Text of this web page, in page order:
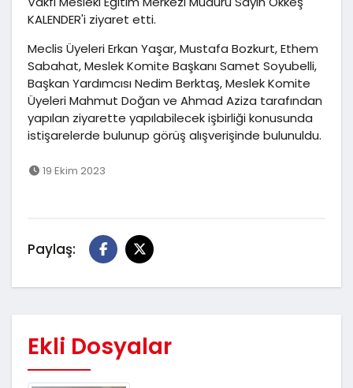
KALENDER'i ziyaret etti.
Meclis Üyeleri Erkan Yaşar, Mustafa Bozkurt, Ethem
Sabahat, Meslek Komite Başkanı Samet Soyubelli,
Başkan Yardımcısı Nedim Berktaş, Meslek Komite
Üyeleri Mahmut Doğan ve Ahmad Aziza tarafından
yapılan ziyarette yapılabilecek işbirliği konusunda
istişarelerde bulunup görüş alışverişinde bulunuldu.
19 Ekim 2023
Paylaş:
Ekli Dosyalar